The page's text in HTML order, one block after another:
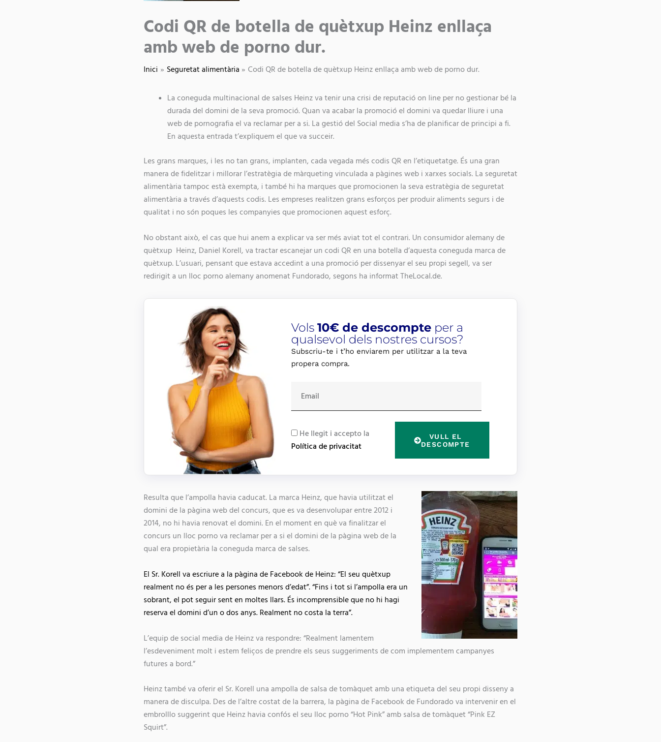
Codi QR de botella de quètxup Heinz enllaça
amb web de porno dur.
Inici Seguretat alimentària Codi QR de botella de quètxup Heinz enllaça amb web de porno dur.
La coneguda multinacional de salses Heinz va tenir una crisi de reputació on line per no gestionar bé la
durada del domini de la seva promoció. Quan va acabar la promoció el domini va quedar lliure i una
web de pornografia el va reclamar per a si. La gestió del Social media s’ha de planificar de principi a fi.
En aquesta entrada t’expliquem el que va succeir.
Les grans marques, i les no tan grans, implanten, cada vegada més codis QR en l’etiquetatge. És una gran
manera de fidelitzar i millorar l’estratègia de màrqueting vinculada a pàgines web i xarxes socials. La seguretat
alimentària tampoc està exempta, i també hi ha marques que promocionen la seva estratègia de seguretat
alimentària a través d’aquests codis. Les empreses realitzen grans esforços per produir aliments segurs i de
qualitat i no són poques les companyies que promocionen aquest esforç.
No obstant això, el cas que hui anem a explicar va ser més aviat tot el contrari. Un consumidor alemany de
quètxup Heinz, Daniel Korell, va tractar escanejar un codi QR en una botella d’aquesta coneguda marca de
quètxup. L’usuari, pensant que estava accedint a una promoció per dissenyar el seu propi segell, va ser
redirigit a un lloc porno alemany anomenat Fundorado, segons ha informat TheLocal.de.
Vols 10€ de descompteper a
qualsevol dels nostres cursos?
Subscriu-te i t’ho enviarem per utilitzar a la teva
propera compra.
a
l
R
He llegit i accepto la
Política de privacitat
VULL EL
DESCOMPTE
Resulta que l’ampolla havia caducat. La marca Heinz, que havia utilitzat el
domini de la pàgina web del concurs, que es va desenvolupar entre 2012 i
2014, no hi havia renovat el domini. En el moment en què va finalitzar el
concurs un lloc porno va reclamar per a si el domini de la pàgina web de la
qual era propietària la coneguda marca de salses.
El Sr. Korell va escriure a la pàgina de Facebook de Heinz: “El seu quètxup
realment no és per a les persones menors d’edat”. “Fins i tot si l’ampolla era un
sobrant, el pot seguir sent en moltes llars. És incomprensible que no hi hagi
reserva el domini d’un o dos anys. Realment no costa la terra”.
L’equip de social media de Heinz va respondre: “Realment lamentem
l’esdeveniment molt i estem feliços de prendre els seus suggeriments de com implementem campanyes
futures a bord.”
Heinz també va oferir el Sr. Korell una ampolla de salsa de tomàquet amb una etiqueta del seu propi disseny a
manera de disculpa. Des de l’altre costat de la barrera, la pàgina de Facebook de Fundorado va intervenir en el
embrolllo suggerint que Heinz havia confós el seu lloc porno “Hot Pink” amb salsa de tomàquet “Pink EZ
Squirt”.